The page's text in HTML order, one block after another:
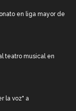
en liga mayor de
teatro musical en
la voz" a